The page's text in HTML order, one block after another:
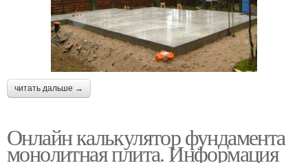
читать дальше →
Онлайн калькулятор фундамента
монолитная плита. Информация